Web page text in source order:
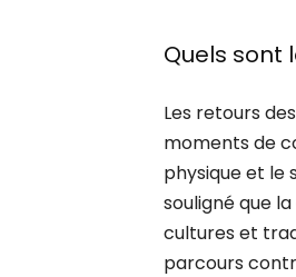
Quels sont
Les retours
moments de
physique et le
souligné que
cultures et
parcours